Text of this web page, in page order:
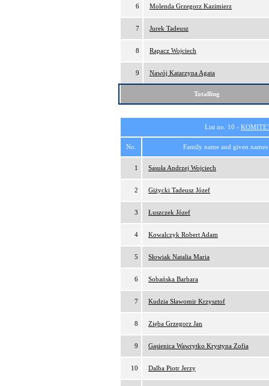
6 Molenda Grzegorz Kazimierz
7 Jurek Tadeusz
8 Rapacz Wojciech
9 Nawój Katarzyna Agata
Totalling
List no. 10 -
No. Family name and given names
1 Sasuła Andrzej Wojciech
2 Giżycki Tadeusz Józef
3 Łuszczek Józef
4 Kowalczyk Robert Adam
5 Słowiak Natalia Maria
6 Sobańska Barbara
7 Kudzia Sławomir Krzysztof
8 Zięba Grzegorz Jan
9 Gąsienica Wawrytko Krystyna Zofia
10 Dalba Piotr Jerzy